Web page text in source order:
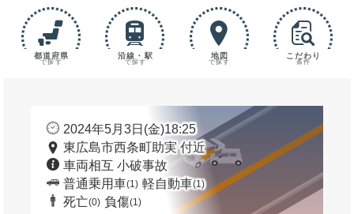
都道府県
で探す
沿線・駅
で探す
地図
で探す
こだわり
条件
2024年5月3日(金)18:25
東広島市西条町助実 付近
車両相互 小破事故
普通乗用車(1) 軽自動車(1)
死亡(0) 負傷(1)